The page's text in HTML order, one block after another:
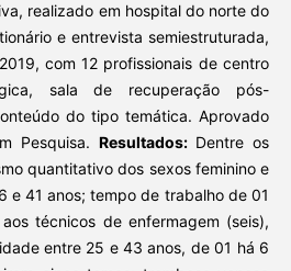
realizado em hospital do norte do
e entrevista semiestruturada,
com 12 profissionais de centro
sala de recuperação pós-
do tipo temática. Aprovado
Pesquisa. Resultados:Dentre os
quantitativo dos sexos feminino e
e 41 anos; tempo de trabalho de 01
técnicos de enfermagem (seis),
entre 25 e 43 anos, de 01 há 6